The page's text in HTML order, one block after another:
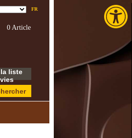
FR
0 Article
liste